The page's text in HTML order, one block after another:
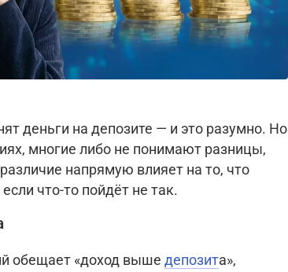
деньги на депозите — и это разумно. Но
многие либо не понимают разницы,
напрямую влияет на то, что
что-то пойдёт не так.
обещает «доход выше депозита»,